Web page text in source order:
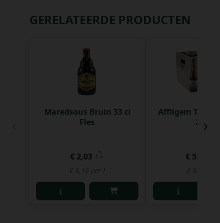
GERELATEERDE PRODUCTEN
Maredsous Bruin 33 cl
Fles
€ 2,03
€ 6,16 per l
Affligem Tripel
24 st
€ 52,27
€ 6,60
›